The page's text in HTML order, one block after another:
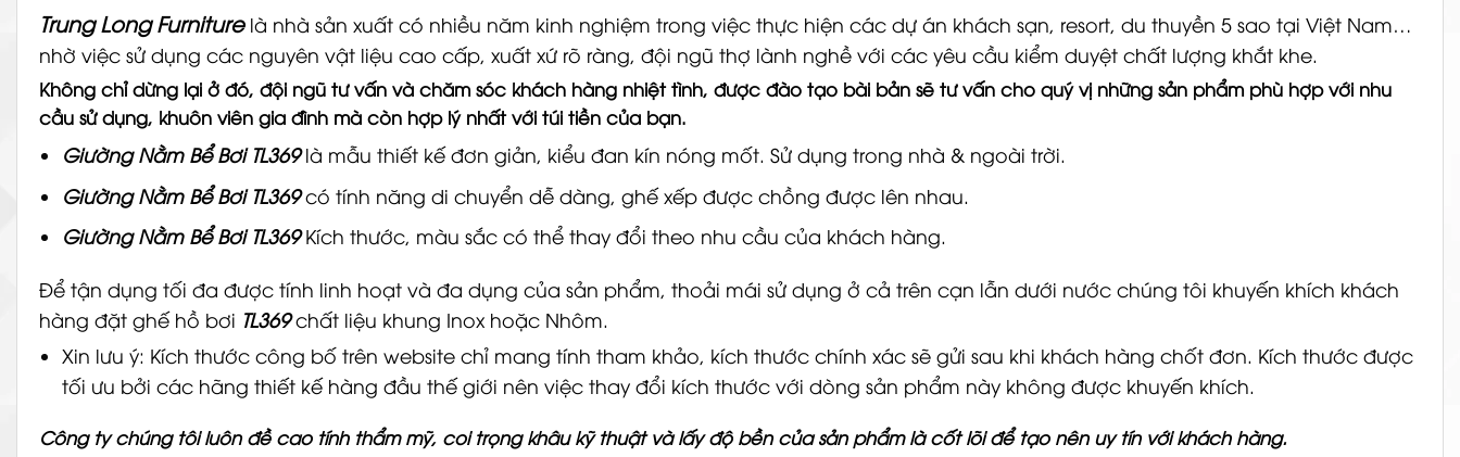
Trung Long Furniturelà nhà sản xuất có nhiều năm kinh nghiệm trong việc thực hiện các dự án khách sạn, resort, du thuyền 5 sao tại Việt Nam…
nhờ việc sử dụng các nguyên vật liệu cao cấp, xuất xứ rõ ràng, đội ngũ thợ lành nghề với các yêu cầu kiểm duyệt chất lượng khắt khe.
Không chỉ dừng lại ở đó, đội ngũ tư vấn và chăm sóc khách hàng nhiệt tình, được đào tạo bài bản sẽ tư vấn cho quý vị những sản phẩm phù hợp với nhu
cầu sử dụng, khuôn viên gia đình mà còn hợp lý nhất với túi tiền của bạn.
Giường Nằm Bể Bơi TL369là mẫu thiết kế đơn giản, kiểu đan kín nóng mốt. Sử dụng trong nhà & ngoài trời.
Giường Nằm Bể Bơi TL369có tính năng di chuyển dễ dàng, ghế xếp được chồng được lên nhau.
Giường Nằm Bể Bơi TL369Kích thước, màu sắc có thể thay đổi theo nhu cầu của khách hàng.
Để tận dụng tối đa được tính linh hoạt và đa dụng của sản phẩm, thoải mái sử dụng ở cả trên cạn lẫn dưới nước chúng tôi khuyến khích khách
hàng đặt ghế hồ bơi TL369chất liệu khung Inox hoặc Nhôm.
Xin lưu ý: Kích thước công bố trên website chỉ mang tính tham khảo, kích thước chính xác sẽ gửi sau khi khách hàng chốt đơn. Kích thước được
tối ưu bởi các hãng thiết kế hàng đầu thế giới nên việc thay đổi kích thước với dòng sản phẩm này không được khuyến khích.
Công ty chúng tôi luôn đề cao tính thẩm mỹ, coi trọng khâu kỹ thuật và lấy độ bền của sản phẩm là cốt lõi để tạo nên uy tín với khách hàng.